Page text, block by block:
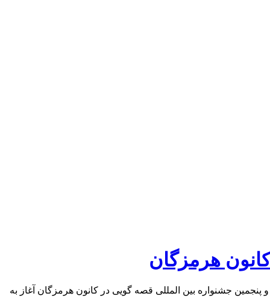
هرمزگان
جشنواره بین المللی قصه گویی در کانون هرمزگان آغاز به